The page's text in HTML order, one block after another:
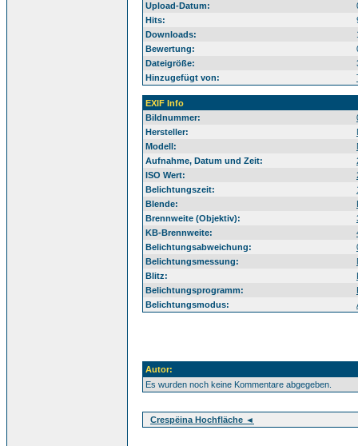
Upload-Datum:
Hits:
Downloads:
Bewertung:
Dateigröße:
Hinzugefügt von:
EXIF Info
Bildnummer:
Hersteller:
Modell:
Aufnahme, Datum und Zeit:
ISO Wert:
Belichtungszeit:
Blende:
Brennweite (Objektiv):
KB-Brennweite:
Belichtungsabweichung:
Belichtungsmessung:
Blitz:
Belichtungsprogramm:
Belichtungsmodus:
Autor:
Es wurden noch keine Kommentare abgegeben.
Crespëina Hochfläche ◄